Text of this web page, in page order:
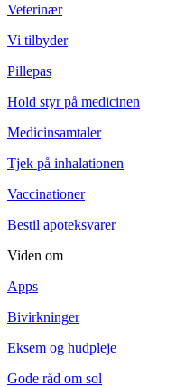
Veterinær
Vi tilbyder
Pillepas
Hold styr på medicinen
Medicinsamtaler
Tjek på inhalationen
Vaccinationer
Bestil apoteksvarer
Viden om
Apps
Bivirkninger
Eksem og hudpleje
Gode råd om sol